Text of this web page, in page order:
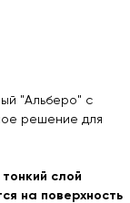
"Альберо" с
решение для
слой
на поверхность